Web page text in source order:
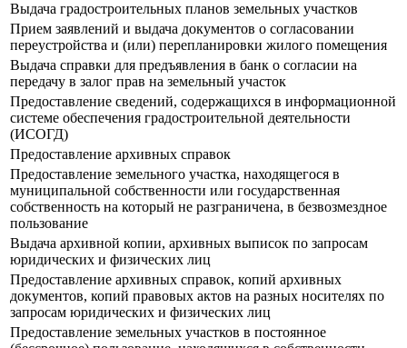
Выдача градостроительных планов земельных участков
Прием заявлений и выдача документов о согласовании
переустройства и (или) перепланировки жилого помещения
Выдача справки для предъявления в банк о согласии на
передачу в залог прав на земельный участок
Предоставление сведений, содержащихся в информационной
системе обеспечения градостроительной деятельности
(ИСОГД)
Предоставление архивных справок
Предоставление земельного участка, находящегося в
муниципальной собственности или государственная
собственность на который не разграничена, в безвозмездное
пользование
Выдача архивной копии, архивных выписок по запросам
юридических и физических лиц
Предоставление архивных справок, копий архивных
документов, копий правовых актов на разных носителях по
запросам юридических и физических лиц
Предоставление земельных участков в постоянное